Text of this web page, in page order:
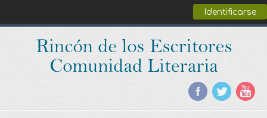
Identificarse